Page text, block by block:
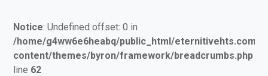
Notice: Undefined offset: 0 in
/home/g4ww6e6heabq/public_html/eternitivehts.com/
content/themes/byron/framework/breadcrumbs.php
line 62